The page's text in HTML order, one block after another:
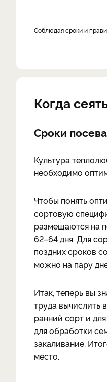
Соблюдая сроки и
Когда
Сроки
Культура
необходимо
Чтобы понять
сортовую
размещаются на
62–64 дня. Для
поздних сроков
можно на пару
Итак, теперь вы
труда вычислить
ранний сорт и
для обработки
закаливание.
место.